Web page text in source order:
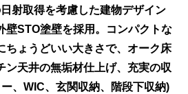
射取得を考慮した建物デザイン
壁STO塗壁を採用。コンパクトな
ちょうどいい大きさで、オーク床
ン天井の無垢材仕上げ、充実の収
、WIC、玄関収納、階段下収納)